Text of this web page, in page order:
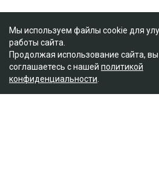
Мы используем файлы cookie для
работы сайта.
Продолжая использование сайта, вы
соглашаетесь с нашей политикой
конфиденциальности